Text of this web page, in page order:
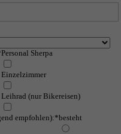
Personal Sherpa
Einzelzimmer
Leihrad (nur Bikereisen)
empfohlen):*besteht